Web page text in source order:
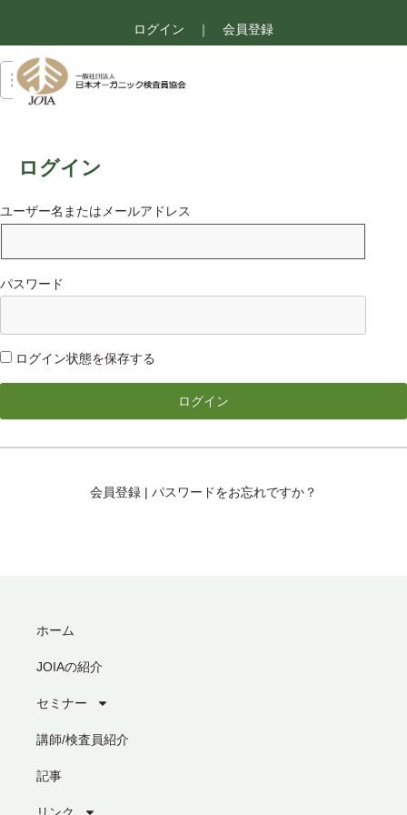
ログイン ｜ 会員登録
ログイン
ユーザー名またはメールアドレス
パスワード
ログイン状態を保存する
会員登録 | パスワードをお忘れですか？
ホーム
JOIAの紹介
セミナー
講師/検査員紹介
記事